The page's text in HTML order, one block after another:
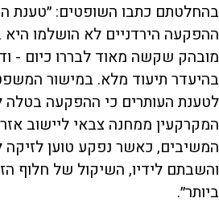
בהחלטתם כתבו השופטים: ״טענת
ההפקעה הירדניים לא הושלמו היא
מובהק שקשה מאוד לבררו כיום -
בהיעדר תיעוד מלא. במישור
לטענת העותרים כי ההפקעה בטלה
המקרקעין ממחנה צבאי ליישוב
המשיבים, כאשר נפקע טוען
והשבתם לידיו, השיקול של חלוף
ביותר״.